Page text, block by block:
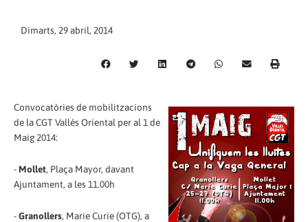
Dimarts, 29 abril, 2014
Convocatòries de mobilitzacions
de la CGT Vallés Oriental per al 1 de
Maig 2014:
- Mollet, Plaça Mayor, davant
Ajuntament, a les 11.00h
-Granollers, Marie Curie (OTG), a